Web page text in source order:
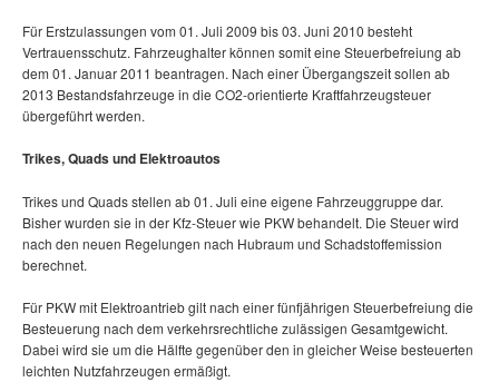
Für Erstzulassungen vom 01. Juli 2009 bis 03. Juni 2010 besteht
Vertrauensschutz. Fahrzeughalter können somit eine Steuerbefreiung ab
dem 01. Januar 2011 beantragen. Nach einer Übergangszeit sollen ab
2013 Bestandsfahrzeuge in die CO2-orientierte Kraftfahrzeugsteuer
übergeführt werden.
Trikes, Quads und Elektroautos
Trikes und Quads stellen ab 01. Juli eine eigene Fahrzeuggruppe dar.
Bisher wurden sie in der Kfz-Steuer wie PKW behandelt. Die Steuer wird
nach den neuen Regelungen nach Hubraum und Schadstoffemission
berechnet.
Für PKW mit Elektroantrieb gilt nach einer fünfjährigen Steuerbefreiung die
Besteuerung nach dem verkehrsrechtliche zulässigen Gesamtgewicht.
Dabei wird sie um die Hälfte gegenüber den in gleicher Weise besteuerten
leichten Nutzfahrzeugen ermäßigt.